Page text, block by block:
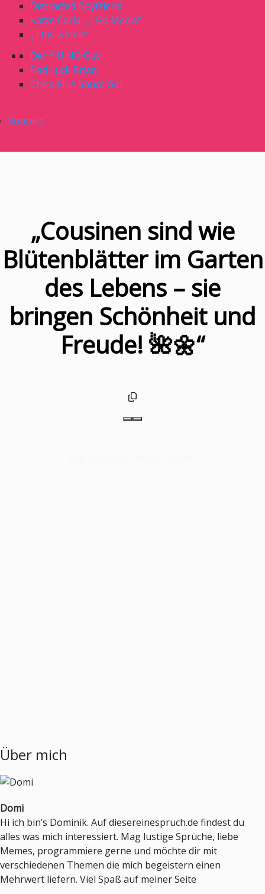
Distracted Boyfriend
Katze Carla -„I Go Meow“
„This is Fine“
Der Y U NO Guy
Bad Luck Brian
Chick-Fil-A Sauce Girl
Kontakt
„Cousinen sind wie
Blütenblätter im Garten
des Lebens – sie
bringen Schönheit und
Freude! 🌺🌼“
Über mich
Domi
Hi ich bin’s Dominik. Auf diesereinespruch.de findest du
alles was mich interessiert. Mag lustige Sprüche, liebe
Memes, programmiere gerne und möchte dir mit
verschiedenen Themen die mich begeistern einen
Mehrwert liefern. Viel Spaß auf meiner Seite